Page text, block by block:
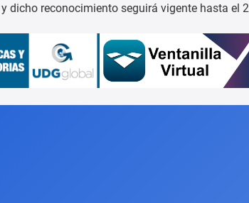
dicho reconocimiento seguirá vigente hasta el